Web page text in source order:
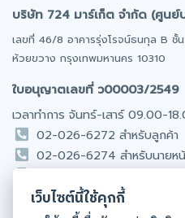
ประกันสุขภาพ/อุบัติเหตุ
ออฟฟิศให้เช่า
รถยนต์มือสอง
โปรโมชั่น
ติดต่อเรา
ร่วมงานกับเรา
นักลงทุนสัมพันธ์​
โอนเงินเข้าบริษัทปร
มั่นใจได้ทุกการชำระเงิน
ชำระเงินผ่านบัตรเค
มีผ่อน 0% นาน 10 เดือน
โอนเงินผ่าน
สะดวกทุกที่ทุกเวลา
ชำระเงินผ่าน
บริษัท 724 มาร์เก็ต จำกัด (ศูนย์
เลขที่ 46/8 อาคารรุ่งโรจน์ธนกุล B ชั้
ห้วยขวาง กรุงเทพมหานคร 10310
ใบอนุญาตเลขที่ ว00003/2549
เวลาทำการ จันทร์-เสาร์ 09.00-
02-026-6272 สำหรับลูกค้า
02-026-6274 สำหรับนายห
095-856-7884 ประกันสุขภา
เว็บไซต์นี้ใช้คุกกี้